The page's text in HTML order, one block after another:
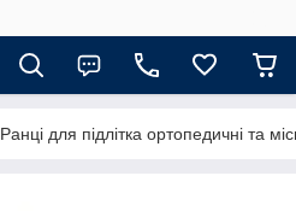
Ранці для підлітка ортопедичні та